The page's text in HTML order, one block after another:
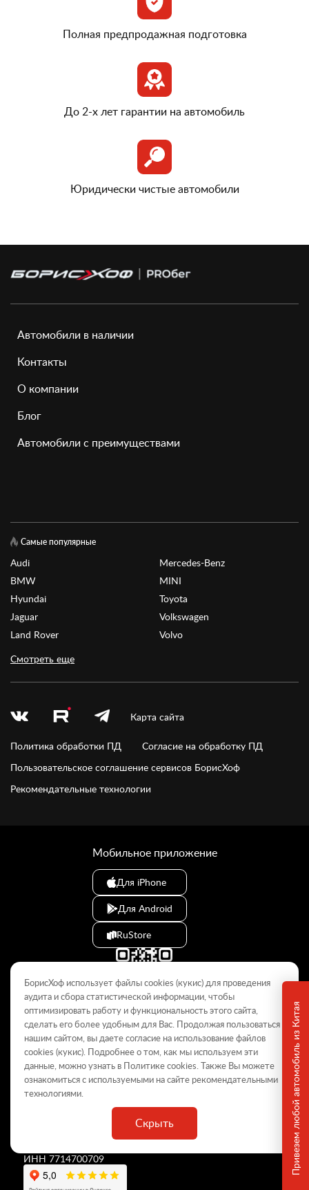
Полная предпродажная подготовка
До 2-х лет гарантии на автомобиль
Юридически чистые автомобили
Привезем любой автомобиль из Китая
Автомобили в наличии
Контакты
О компании
Блог
Автомобили с преимуществами
Самые популярные
Audi
BMW
Hyundai
Jaguar
Land Rover
Mercedes-Benz
MINI
Toyota
Volkswagen
Volvo
Смотреть еще
Карта сайта
Политика обработки ПД
Согласие на обработку ПД
Пользовательское соглашение сервисов БорисХоф
Рекомендательные технологии
© 2009–2026
Данный интернет-сайт носит информационный характер и не
является публичной офертой, определяемой положениями Статьи
437 ГК РФ. Для получения подробной информации обращайтесь в
дилерские центры.
БорисХоф Холдинг»
ИНН 7714700709
Мобильное приложение
Для iPhone
Для Android
RuStore
БорисХоф использует файлы cookies (кукиc) для проведения
аудита и сбора статистической информации, чтобы
оптимизировать работу и функциональность этого сайта,
сделать его более удобным для Вас. Продолжая пользоваться
нашим сайтом, вы даете согласие на использование файлов
cookies (кукиc). Подробнее о том, как мы используем эти
данные, можно узнать в Политикеcookies. Также Вы можете
ознакомиться с используемыми на сайте рекомендательными
технологиями.
Скрыть